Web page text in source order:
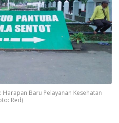
Harapan Baru Pelayanan Kesehatan
Red)